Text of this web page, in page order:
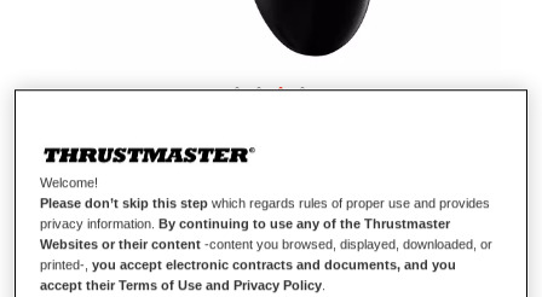
GP XID PRO
DISPONIBILE
Solo1rimasto/i
Welcome!
Please don’t skip this step which regards rules of proper use and provides
privacy information.By continuing to use any of the Thrustmaster
Websites or their content -content you browsed, displayed, downloaded, or
printed-,you accept electronic contracts and documents, and you
accept their Terms of Use and Privacy Policy